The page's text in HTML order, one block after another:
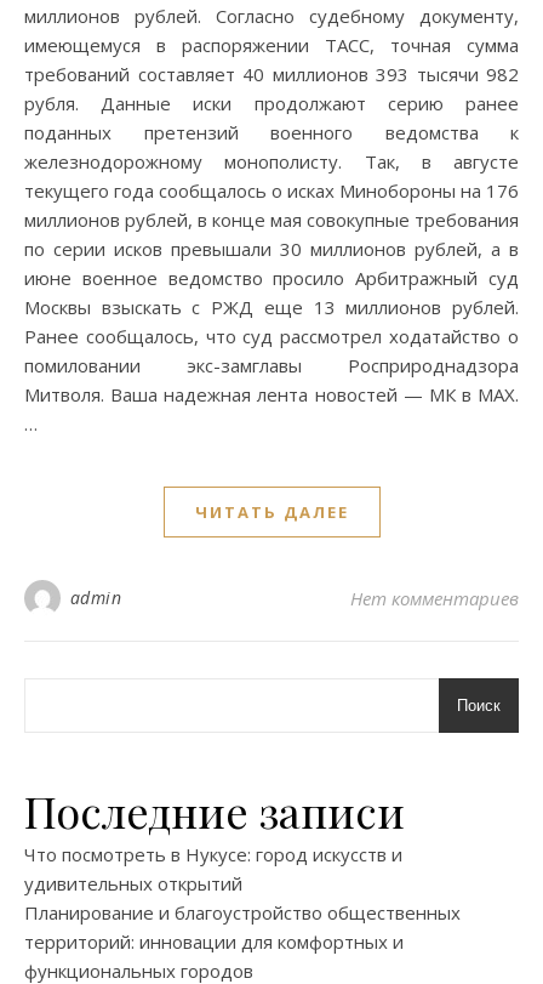
миллионов рублей. Согласно судебному документу,
имеющемуся в распоряжении ТАСС, точная сумма
требований составляет 40 миллионов 393 тысячи 982
рубля. Данные иски продолжают серию ранее
поданных претензий военного ведомства к
железнодорожному монополисту. Так, в августе
текущего года сообщалось о исках Минобороны на 176
миллионов рублей, в конце мая совокупные требования
по серии исков превышали 30 миллионов рублей, а в
июне военное ведомство просило Арбитражный суд
Москвы взыскать с РЖД еще 13 миллионов рублей.
Ранее сообщалось, что суд рассмотрел ходатайство о
помиловании экс-замглавы Росприроднадзора
Митволя. Ваша надежная лента новостей — МК в MAX.
…
ЧИТАТЬ ДАЛЕЕ
admin Нет комментариев
Поиск
Последние записи
Что посмотреть в Нукусе: город искусств и
удивительных открытий
Планирование и благоустройство общественных
территорий: инновации для комфортных и
функциональных городов